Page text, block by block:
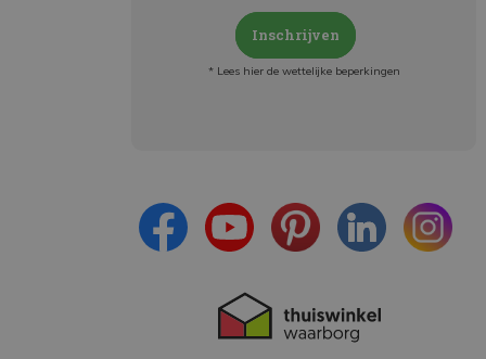
Inschrijven
* Lees hier de wettelijke beperkingen